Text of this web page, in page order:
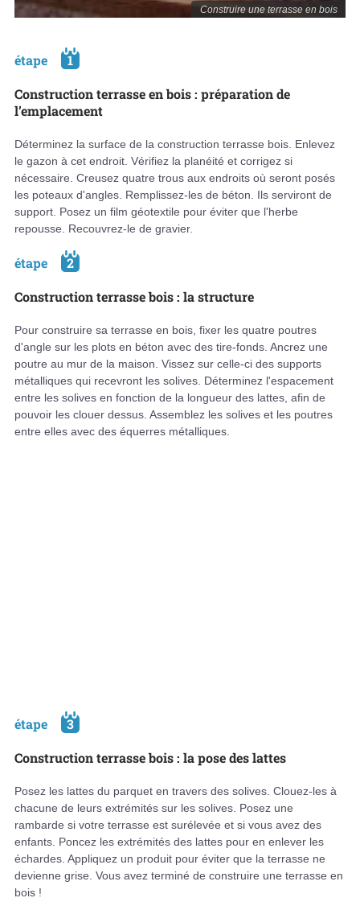
Construire une terrasse en bois
étape
1
Construction terrasse en bois : préparation de
l’emplacement
Déterminez la surface de la construction terrasse bois. Enlevez
le gazon à cet endroit. Vérifiez la planéité et corrigez si
nécessaire. Creusez quatre trous aux endroits où seront posés
les poteaux d'angles. Remplissez-les de béton. Ils serviront de
support. Posez un film géotextile pour éviter que l'herbe
repousse. Recouvrez-le de gravier.
étape
2
Construction terrasse bois : la structure
Pour construire sa terrasse en bois, fixer les quatre poutres
d'angle sur les plots en béton avec des tire-fonds. Ancrez une
poutre au mur de la maison. Vissez sur celle-ci des supports
métalliques qui recevront les solives. Déterminez l'espacement
entre les solives en fonction de la longueur des lattes, afin de
pouvoir les clouer dessus. Assemblez les solives et les poutres
entre elles avec des équerres métalliques.
étape
3
Construction terrasse bois : la pose des lattes
Posez les lattes du parquet en travers des solives. Clouez-les à
chacune de leurs extrémités sur les solives. Posez une
rambarde si votre terrasse est surélevée et si vous avez des
enfants. Poncez les extrémités des lattes pour en enlever les
échardes. Appliquez un produit pour éviter que la terrasse ne
devienne grise. Vous avez terminé de construire une terrasse en
bois !